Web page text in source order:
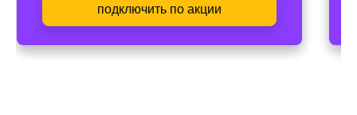
подключить по акции